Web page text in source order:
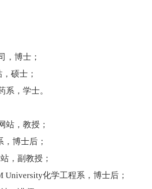
，博士；
硕士；
系，学士。
站，教授；
博士后；
，副教授；
University化学工程系，博士后；